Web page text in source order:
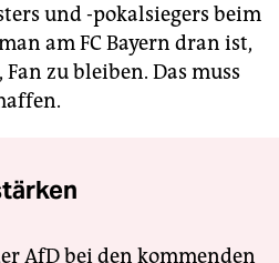
und -pokalsiegers beim
am FC Bayern dran ist,
zu bleiben. Das muss
AfD bei den kommenden